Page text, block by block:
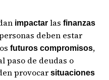
impactar las finanzas
deben estar
futuros compromisos,
paso de deudas o
provocar situaciones